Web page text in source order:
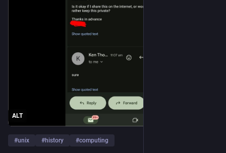
ALT
#unix #history #computing